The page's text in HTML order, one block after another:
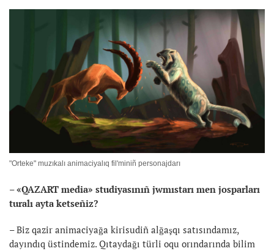
"Orteke" muzıkalı animaciyalıq fil'miniñ personajdarı
– «QAZART media» studiyasınıñ jwmıstarı men josparları
turalı ayta ketseñiz?
– Biz qazir animaciyağa kirisudiñ alğaşqı satısındamız,
dayındıq üstindemiz. Qıtaydağı türli oqu orındarında bilim